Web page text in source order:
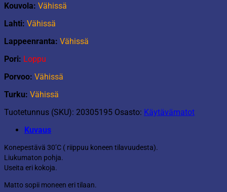
Kouvola: Vähissä
Lahti: Vähissä
Lappeenranta: Vähissä
Pori: Loppu
Porvoo: Vähissä
Turku: Vähissä
Tuotetunnus (SKU): 20305195 Osasto: Käytävämatot
Kuvaus
Konepestävä 30’C ( riippuu koneen tilavuudesta).
Liukumaton pohja.
Useita eri kokoja.
Matto sopii moneen eri tilaan.